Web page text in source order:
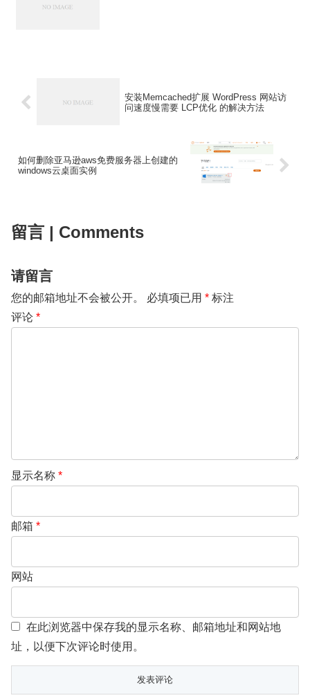
安装Memcached扩展 WordPress 网站访
问速度慢需要 LCP优化 的解决方法
如何删除亚马逊aws免费服务器上创建的
windows云桌面实例
留言 | Comments
请留言
您的邮箱地址不会被公开。 必填项已用 * 标注
评论 *
显示名称 *
邮箱 *
网站
在此浏览器中保存我的显示名称、邮箱地址和网站地
址，以便下次评论时使用。